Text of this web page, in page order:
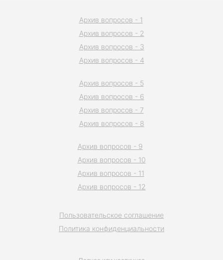
Пользовательское соглашение
Политика конфиденциальности
Архив вопросов - 1
Архив вопросов - 2
Архив вопросов - 3
Архив вопросов - 4
Архив вопросов - 5
Архив вопросов - 6
Архив вопросов - 7
Архив вопросов - 8
Архив вопросов - 9
Архив вопросов - 10
Архив вопросов - 11
Архив вопросов - 12